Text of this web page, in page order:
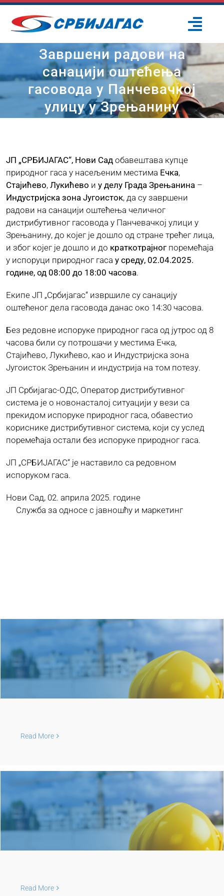
Skip
content
ПОЧЕТНА
О НАМА
ПРОЈЕКТИ
ОДРЖИВИ РАЗВОЈ
ПРЕС ЦЕНТАР
ЈАВНЕ НАБАВКЕ
Завршени радови на
санацији оштећења
гасовода у Панчевачкој
улицу у Зрењанину
ЈП „СРБИЈАГАС“, Нови Садобавештава купце
природног гаса у насељеним местима Ечка,
Стајићево, Лукићево и у делу Града Зрењанина–
Индустријска зона Југоисток, да су завршени
радови на санацији оштећења челичног
дистрибутивног гасовода у Панчевачкој улици у
Зрењанину, до којег је дошло од стране трећег лица,
и због којег је дошло и до краткотрајногпоремећаја
у испоруци природног гаса у среду, 02.04.2025.
године, од 08:00 до 18:00 часова.
Екипе ЈП „Србијагас“ извршиле су санацију
оштећеног дела гасовода данас око 14:30 часова.
Без редовне испоруке природног гаса од јутрос од 8
часова били су потрошачи у местима Ечка,
Стајићево, Лукићево, као и Индустријска зона
Југоисток Зрењанин и индустрија на том потезу.
ЈП Србијагас-ОДС, Оператор дистрибутивног
система је о новонасталој ситуацији у вези са
прекидом испоруке природног гаса, обавестио
кориснике дистрибутивног система, који су услед
поремећаја остали без испоруке природног гаса.
ЈП „СРБИЈАГАС“ је наставило са редовном
испоруком гаса.
Нови Сад, 02. априла 2025. године
Служба за односе с јавношћу и маркетинг
Read More
Read More